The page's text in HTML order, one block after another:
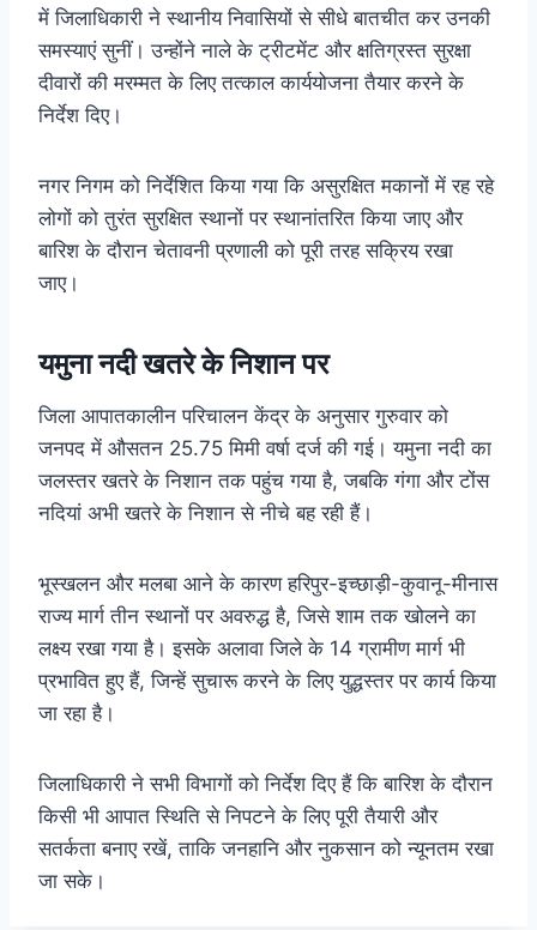
में जिलाधिकारी ने स्थानीय निवासियों से सीधे बातचीत कर उनकी
समस्याएं सुनीं। उन्होंने नाले के ट्रीटमेंट और क्षतिग्रस्त सुरक्षा
दीवारों की मरम्मत के लिए तत्काल कार्ययोजना तैयार करने के
निर्देश दिए।
नगर निगम को निर्देशित किया गया कि असुरक्षित मकानों में रह रहे
लोगों को तुरंत सुरक्षित स्थानों पर स्थानांतरित किया जाए और
बारिश के दौरान चेतावनी प्रणाली को पूरी तरह सक्रिय रखा
जाए।
यमुना नदी खतरे के निशान पर
जिला आपातकालीन परिचालन केंद्र के अनुसार गुरुवार को
जनपद में औसतन 25.75 मिमी वर्षा दर्ज की गई। यमुना नदी का
जलस्तर खतरे के निशान तक पहुंच गया है, जबकि गंगा और टोंस
नदियां अभी खतरे के निशान से नीचे बह रही हैं।
भूस्खलन और मलबा आने के कारण हरिपुर-इच्छाड़ी-कुवानू-मीनास
राज्य मार्ग तीन स्थानों पर अवरुद्ध है, जिसे शाम तक खोलने का
लक्ष्य रखा गया है। इसके अलावा जिले के 14 ग्रामीण मार्ग भी
प्रभावित हुए हैं, जिन्हें सुचारू करने के लिए युद्धस्तर पर कार्य किया
जा रहा है।
जिलाधिकारी ने सभी विभागों को निर्देश दिए हैं कि बारिश के दौरान
किसी भी आपात स्थिति से निपटने के लिए पूरी तैयारी और
सतर्कता बनाए रखें, ताकि जनहानि और नुकसान को न्यूनतम रखा
जा सके।